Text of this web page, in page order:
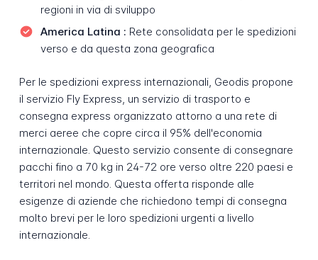
regioni in via di sviluppo
America Latina : Rete consolidata per le spedizioni
verso e da questa zona geografica
Per le spedizioni express internazionali, Geodis propone
il servizio Fly Express, un servizio di trasporto e
consegna express organizzato attorno a una rete di
merci aeree che copre circa il 95% dell'economia
internazionale. Questo servizio consente di consegnare
pacchi fino a 70 kg in 24-72 ore verso oltre 220 paesi e
territori nel mondo. Questa offerta risponde alle
esigenze di aziende che richiedono tempi di consegna
molto brevi per le loro spedizioni urgenti a livello
internazionale.